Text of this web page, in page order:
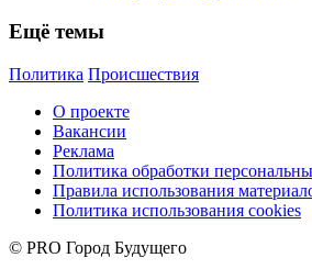
Ещё темы
Политика Происшествия
О проекте
Вакансии
Реклама
Политика обработки
Правила использования
Политика использования cookies
© PRO Город Будущего